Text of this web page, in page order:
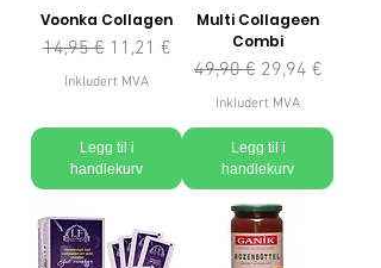
Voonka Collagen
Vanlig pris
14,95 € Salgspris
11,21 €
Inkludert MVA
Legg til i
handlekurv
Multi Collageen
Combi
Vanlig pris
49,90 € Salgspris
29,94 €
Inkludert MVA
Legg til i
handlekurv